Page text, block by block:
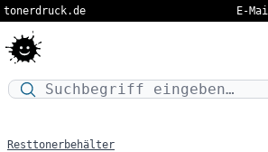
tonerdruck.de E-
Druckermodell oder Produktnamen
Resttonerbehälter